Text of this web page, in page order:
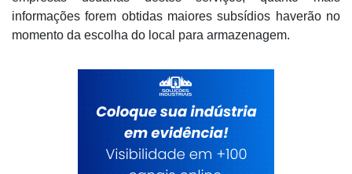
informações forem obtidas maiores subsídios haverão no
momento da escolha do local para armazenagem.